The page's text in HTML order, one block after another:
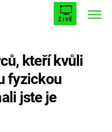
ŽIVĚ
5
kteří kvůli
fyzickou
jste je